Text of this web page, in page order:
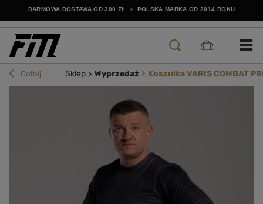
DARMOWA DOSTAWA OD 300 ZŁ POLSKA MARKA OD 2014 ROKU
Cofnij Sklep Wyprzedaż Koszulka VARIS COMBAT